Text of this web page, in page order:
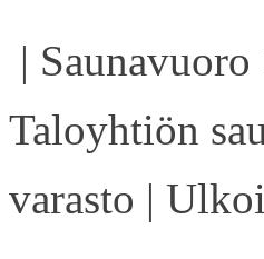
|
Taloyhtiön
varasto |